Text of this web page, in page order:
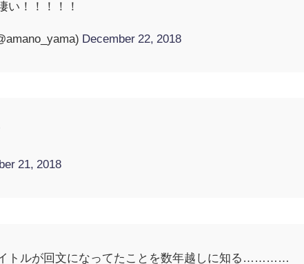
い！！！！！
December 22, 2018
21, 2018
トルが回文になってたことを数年越しに知る…………